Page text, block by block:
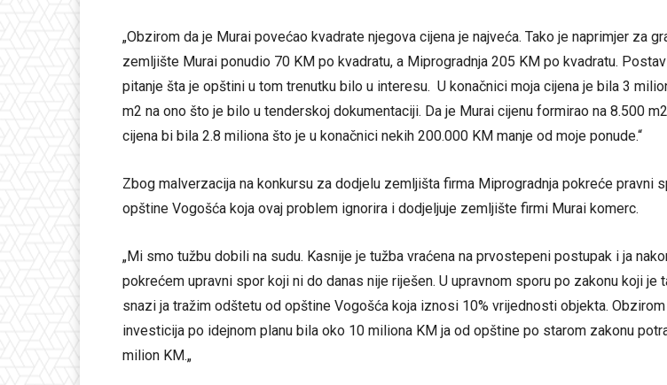
„Obzirom da je Murai povećao kvadrate njegova cijena je najveća. Tako je naprimjer za
zemljište Murai ponudio 70 KM po kvadratu, a Miprogradnja 205 KM po kvadratu.
pitanje šta je opštini u tom trenutku bilo u interesu. U konačnici moja cijena je bila 3
m2 na ono što je bilo u tenderskoj dokumentaciji. Da je Murai cijenu formirao na 8.500
cijena bi bila 2.8 miliona što je u konačnici nekih 200.000 KM manje od moje ponude.“
Zbog malverzacija na konkursu za dodjelu zemljišta firma Miprogradnja pokreće pravni
opštine Vogošća koja ovaj problem ignorira i dodjeljuje zemljište firmi Murai komerc.
„Mi smo tužbu dobili na sudu. Kasnije je tužba vraćena na prvostepeni postupak i ja
pokrećem upravni spor koji ni do danas nije riješen. U upravnom sporu po zakonu koji je
snazi ja tražim odštetu od opštine Vogošća koja iznosi 10% vrijednosti objekta.
investicija po idejnom planu bila oko 10 miliona KM ja od opštine po starom zakonu
milion KM.„